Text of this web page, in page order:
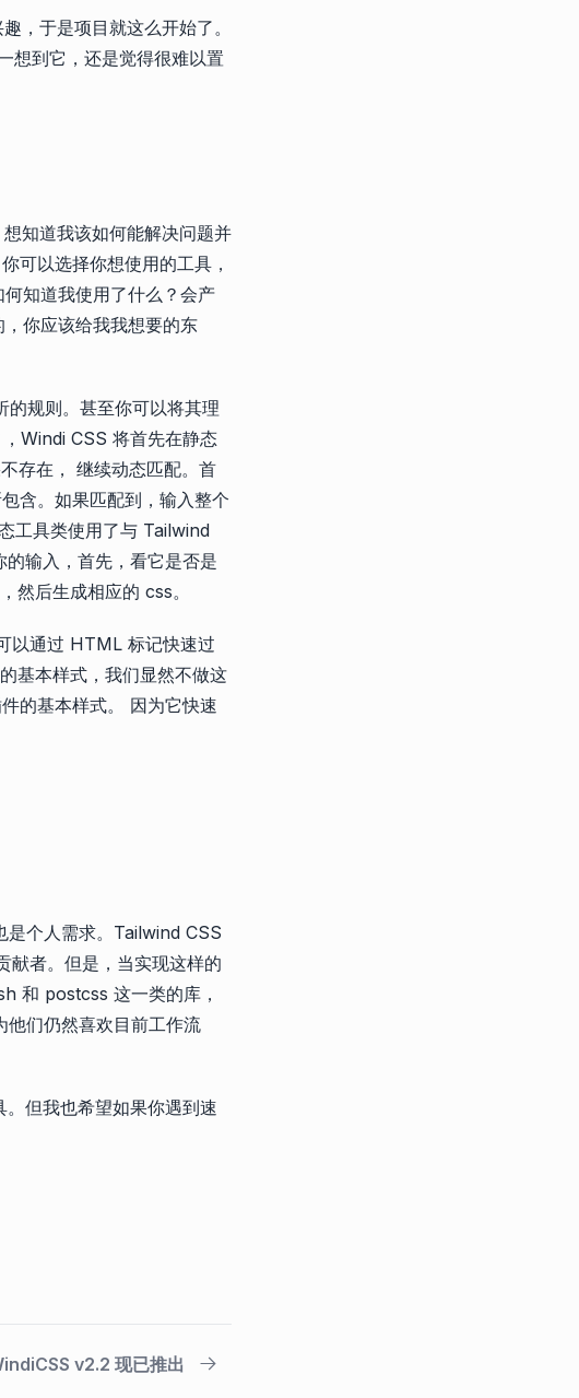
，于是项目就这么开始了。
想到它，还是觉得很难以置
知道我该如何能解决问题并
可以选择你想使用的工具，
知道我使用了什么？会产
你应该给我我想要的东
规则。甚至你可以将其理
，Windi CSS 将首先在静态
存在， 继续动态匹配。首
含。如果匹配到，输入整个
工具类使用了与 Tailwind
输入，首先，看它是否是
然后生成相应的 css。
以通过 HTML 标记快速过
基本样式，我们显然不做这
的基本样式。 因为它快速
是个人需求。Tailwind CSS
献者。但是，当实现这样的
和 postcss 这一类的库，
们仍然喜欢目前工作流
但我也希望如果你遇到速
v2.2 现已推出